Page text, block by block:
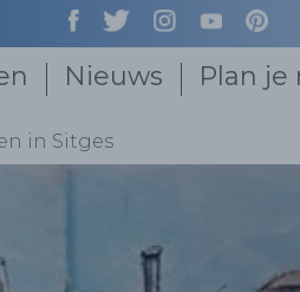
Nieuws Plan je
in Sitges